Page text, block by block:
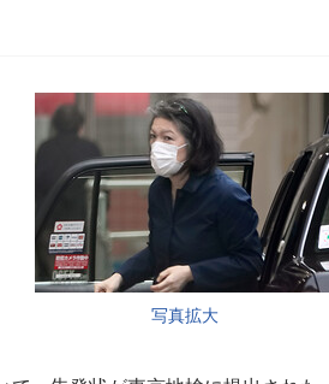
写真拡大